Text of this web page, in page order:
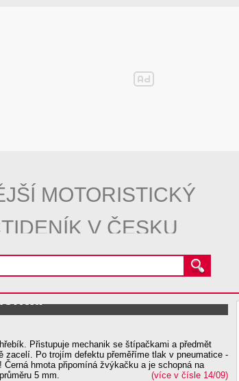
MOTORISTICKÝ
V ČESKU
Přistupuje mechanik se štípačkami a předmět
zacelí. Po trojím defektu přeměříme tlak v pneumatice -
Černá hmota připomíná žvýkačku a je schopná na
5 mm.
(více v čísle 14/09)